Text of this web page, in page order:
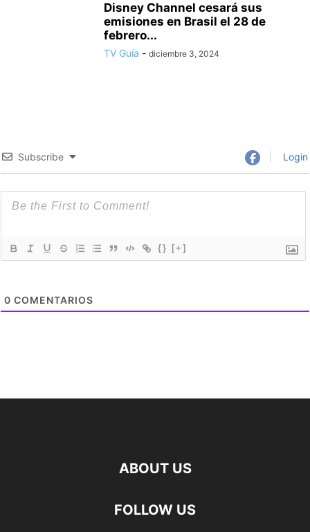
Disney Channel cesará sus
emisiones en Brasil el 28 de
febrero...
TV Guía - diciembre 3, 2024
Subscribe Login
{} [+]
0 COMENTARIOS
ABOUT US
FOLLOW US